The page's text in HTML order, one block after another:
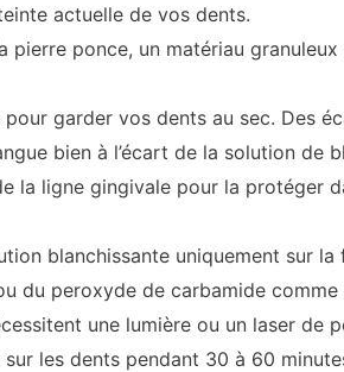
actuelle de vos dents.
pierre ponce, un matériau
garder vos dents au sec. Des
bien à l’écart de la solution de
la ligne gingivale pour la protéger
blanchissante uniquement sur
du peroxyde de carbamide
une lumière ou un laser de
les dents pendant 30 à 60